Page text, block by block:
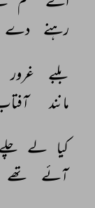
رہنے
دے
بلبے
غرور
مانند
کیا لے
آئے
تھے